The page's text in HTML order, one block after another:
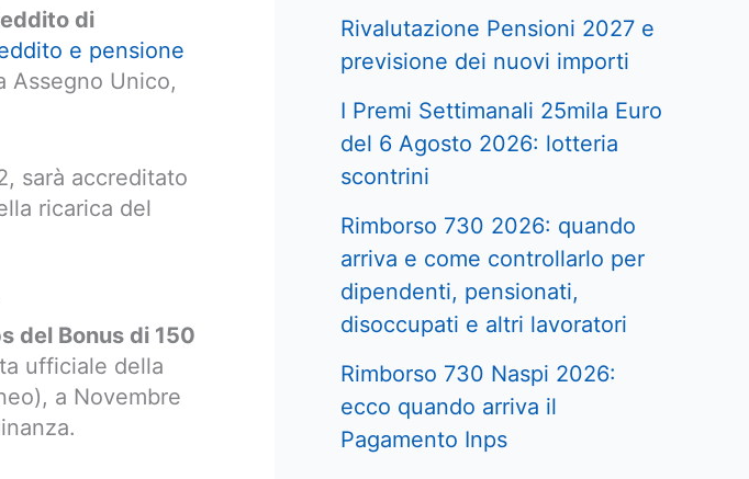
di
e pensione
Assegno Unico,
sarà accreditato
ricarica del
del Bonus di 150
ufficiale della
a Novembre
Rivalutazione Pensioni 2027 e
previsione dei nuovi importi
I Premi Settimanali 25mila Euro
del 6 Agosto 2026: lotteria
scontrini
Rimborso 730 2026: quando
arriva e come controllarlo per
dipendenti, pensionati,
disoccupati e altri lavoratori
Rimborso 730 Naspi 2026:
ecco quando arriva il
Pagamento Inps